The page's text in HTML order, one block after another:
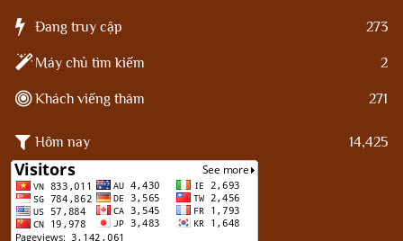
Đang truy cập 273
Máy chủ tìm kiếm 2
Khách viếng thăm 271
Hôm nay 14,425